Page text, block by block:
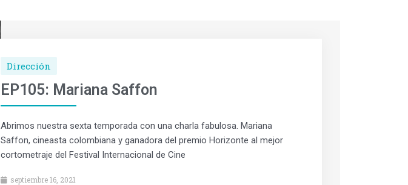
Dirección
EP105: Mariana Saffon
Abrimos nuestra sexta temporada con una charla fabulosa. Mariana
Saffon, cineasta colombiana y ganadora del premio Horizonte al mejor
cortometraje del Festival Internacional de Cine
septiembre 16, 2021